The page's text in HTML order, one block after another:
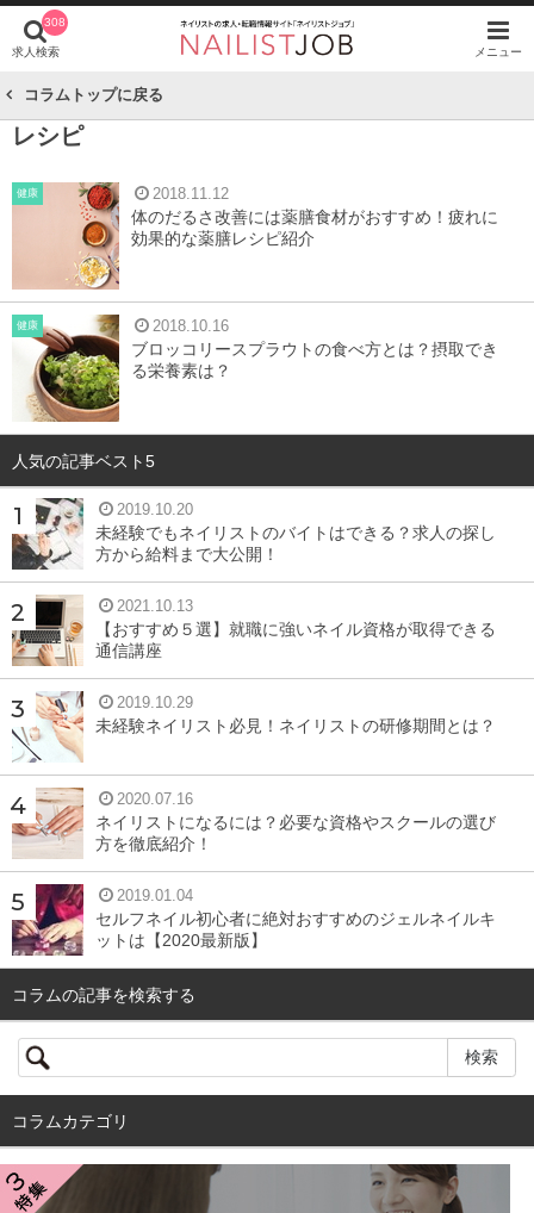
308
求人検索 メニュー
コラムトップに戻る
レシピ
健康 2018.11.12
体のだるさ改善には薬膳食材がおすすめ！疲れに
効果的な薬膳レシピ紹介
健康 2018.10.16
ブロッコリースプラウトの食べ方とは？摂取でき
る栄養素は？
人気の記事ベスト5
2019.10.20
未経験でもネイリストのバイトはできる？求人の探し
方から給料まで大公開！
2021.10.13
【おすすめ５選】就職に強いネイル資格が取得できる
通信講座
2019.10.29
未経験ネイリスト必見！ネイリストの研修期間とは？
2020.07.16
ネイリストになるには？必要な資格やスクールの選び
方を徹底紹介！
2019.01.04
セルフネイル初心者に絶対おすすめのジェルネイルキ
ットは【2020最新版】
コラムの記事を検索する
コラムカテゴリ